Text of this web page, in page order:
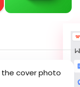
cover photo